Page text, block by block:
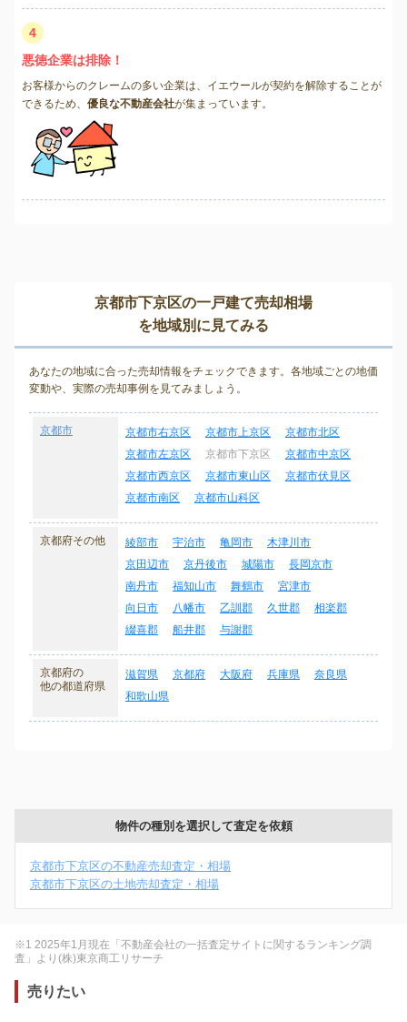
4
悪徳企業は排除！
お客様からのクレームの多い企業は、イエウールが契約を解除することが
できるため、 優良な不動産会社が集まっています。
京都市下京区の一戸建て売却相場
を地域別に見てみる
あなたの地域に合った売却情報をチェックできます。各地域ごとの地価
変動や、実際の売却事例を見てみましょう。
京都市 京都市右京区 京都市上京区
京都市北区
京都市左京区
京都市下京区
京都市中京区
京都市西京区
京都市東山区
京都市伏見区
京都市南区
京都市山科区
京都府その他 綾部市 宇治市 亀岡市
木津川市
京田辺市
京丹後市 城陽市
長岡京市
南丹市
福知山市 舞鶴市
宮津市
向日市
八幡市 乙訓郡 久世郡
相楽郡
綴喜郡
船井郡 与謝郡
京都府の
他の都道府県
滋賀県 京都府 大阪府 兵庫県
奈良県
和歌山県
物件の種別を選択して査定を依頼
京都市下京区の不動産売却査定・相場
京都市下京区の土地売却査定・相場
※1 2025年1月現在「不動産会社の一括査定サイトに関するランキング調
査」より(株)東京商工リサーチ
売りたい